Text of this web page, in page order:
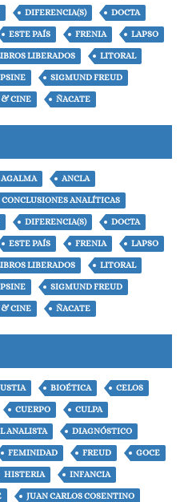
DIFERENCIA(S) DOCTA
ESTE PAÍS FRENIA LAPSO
LIBERADOS LITORAL
PSINE SIGMUND FREUD
CINE ÑACATE
AGALMA ANCLA
CONCLUSIONES ANALÍTICAS
DIFERENCIA(S) DOCTA
ESTE PAÍS FRENIA LAPSO
LIBERADOS LITORAL
PSINE SIGMUND FREUD
CINE ÑACATE
BIOÉTICA CELOS
CUERPO CULPA
ANALISTA DIAGNÓSTICO
FEMINIDAD FREUD GOCE
HISTERIA INFANCIA
JUAN CARLOS COSENTINO